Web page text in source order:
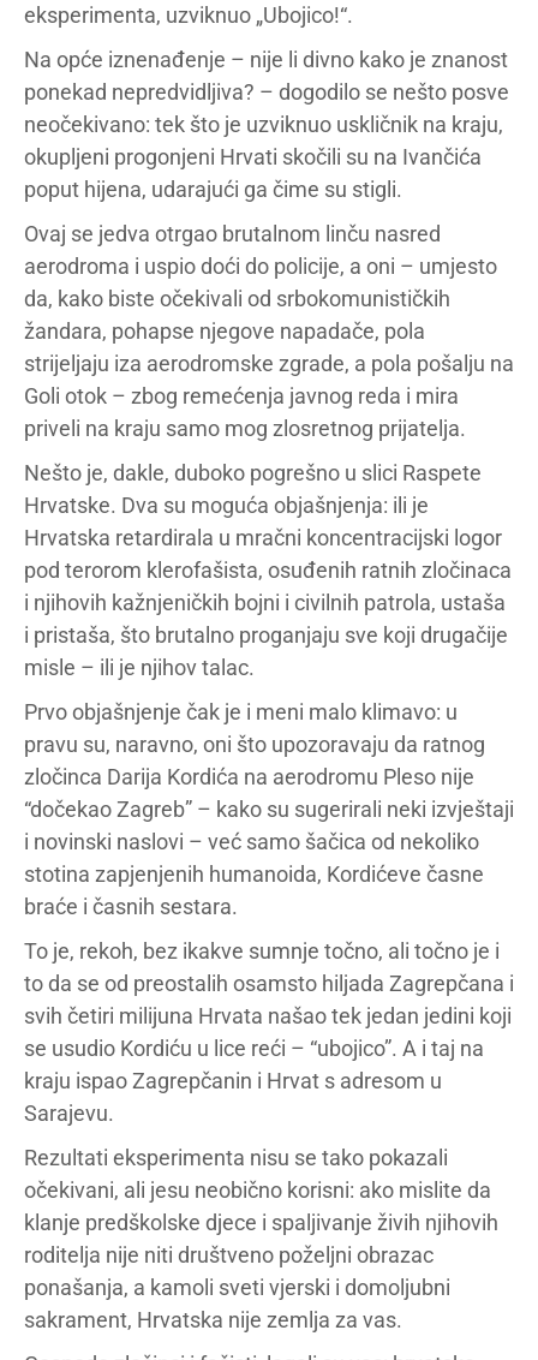
eksperimenta, uzviknuo „Ubojico!“.
Na opće iznenađenje – nije li divno kako je znanost
ponekad nepredvidljiva? – dogodilo se nešto posve
neočekivano: tek što je uzviknuo uskličnik na kraju,
okupljeni progonjeni Hrvati skočili su na Ivančića
poput hijena, udarajući ga čime su stigli.
Ovaj se jedva otrgao brutalnom linču nasred
aerodroma i uspio doći do policije, a oni – umjesto
da, kako biste očekivali od srbokomunističkih
žandara, pohapse njegove napadače, pola
strijeljaju iza aerodromske zgrade, a pola pošalju na
Goli otok – zbog remećenja javnog reda i mira
priveli na kraju samo mog zlosretnog prijatelja.
Nešto je, dakle, duboko pogrešno u slici Raspete
Hrvatske. Dva su moguća objašnjenja: ili je
Hrvatska retardirala u mračni koncentracijski logor
pod terorom klerofašista, osuđenih ratnih zločinaca
i njihovih kažnjeničkih bojni i civilnih patrola, ustaša
i pristaša, što brutalno proganjaju sve koji drugačije
misle – ili je njihov talac.
Prvo objašnjenje čak je i meni malo klimavo: u
pravu su, naravno, oni što upozoravaju da ratnog
zločinca Darija Kordića na aerodromu Pleso nije
“dočekao Zagreb” – kako su sugerirali neki izvještaji
i novinski naslovi – već samo šačica od nekoliko
stotina zapjenjenih humanoida, Kordićeve časne
braće i časnih sestara.
To je, rekoh, bez ikakve sumnje točno, ali točno je i
to da se od preostalih osamsto hiljada Zagrepčana i
svih četiri milijuna Hrvata našao tek jedan jedini koji
se usudio Kordiću u lice reći – “ubojico”. A i taj na
kraju ispao Zagrepčanin i Hrvat s adresom u
Sarajevu.
Rezultati eksperimenta nisu se tako pokazali
očekivani, ali jesu neobično korisni: ako mislite da
klanje predškolske djece i spaljivanje živih njihovih
roditelja nije niti društveno poželjni obrazac
ponašanja, a kamoli sveti vjerski i domoljubni
sakrament, Hrvatska nije zemlja za vas.